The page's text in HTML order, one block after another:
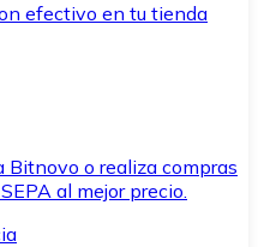
efectivo en tu tienda
o realiza compras
al mejor precio.